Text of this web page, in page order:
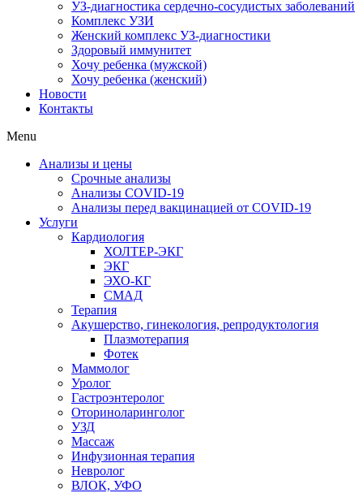
УЗ-диагностика сердечно-сосудистых заболеваний
Комплекс УЗИ
Женский комплекс УЗ-диагностики
Здоровый иммунитет
Хочу ребенка (мужской)
Хочу ребенка (женский)
Новости
Контакты
Menu
Анализы и цены
Срочные анализы
Анализы COVID-19
Анализы перед вакцинацией от COVID-19
Услуги
Кардиология
ХОЛТЕР-ЭКГ
ЭКГ
ЭХО-КГ
СМАД
Терапия
Акушерство, гинекология, репродуктология
Плазмотерапия
Фотек
Маммолог
Уролог
Гастроэнтеролог
Оториноларинголог
УЗД
Массаж
Инфузионная терапия
Невролог
ВЛОК, УФО